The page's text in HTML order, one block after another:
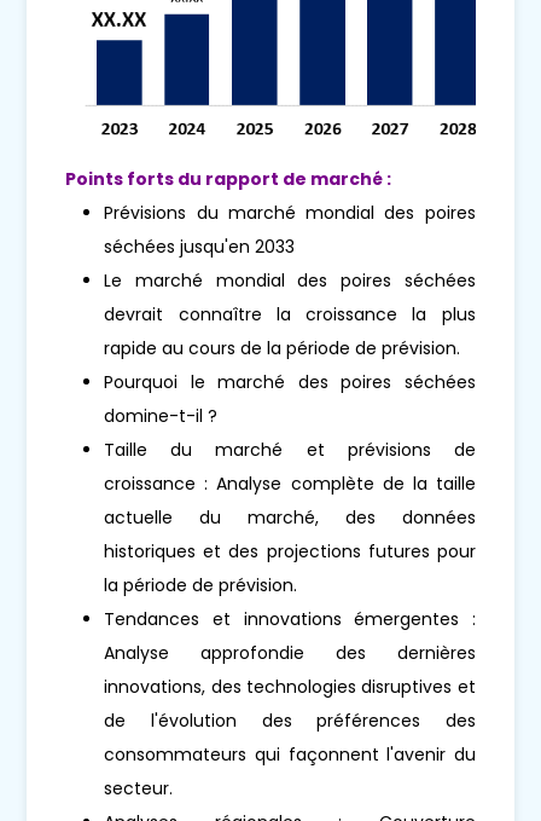
Points forts du rapport de marché :
Prévisions du marché mondial des poires
séchées jusqu'en 2033
Le marché mondial des poires séchées
devrait connaître la croissance la plus
rapide au cours de la période de prévision.
Pourquoi le marché des poires séchées
domine-t-il ?
Taille du marché et prévisions de
croissance : Analyse complète de la taille
actuelle du marché, des données
historiques et des projections futures pour
la période de prévision.
Tendances et innovations émergentes :
Analyse approfondie des dernières
innovations, des technologies disruptives et
de l'évolution des préférences des
consommateurs qui façonnent l'avenir du
secteur.